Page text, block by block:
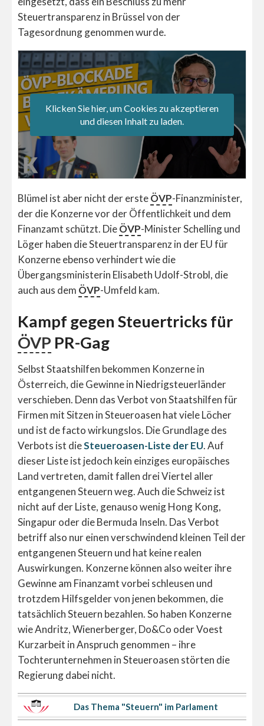
Steuertransparenz in Brüssel von der
Tagesordnung genommen wurde.
Klicken Sie hier, um Cookies zu akzeptieren
und diesen Inhalt zu laden.
Blümel ist aber nicht der ersteÖVP-Finanzminister,
der die Konzerne vor der Öffentlichkeit und dem
Finanzamt schützt. DieÖVP-Minister Schelling und
Löger haben die Steuertransparenz in der EU für
Konzerne ebenso verhindert wie die
Übergangsministerin Elisabeth Udolf-Strobl, die
auch aus dem ÖVP-Umfeld kam.
Kampf gegen Steuertricks für
ÖVP PR-Gag
Selbst Staatshilfen bekommen Konzerne in
Österreich, die Gewinne in Niedrigsteuerländer
verschieben. Denn das Verbot von Staatshilfen für
Firmen mit Sitzen in Steueroasen hat viele Löcher
und ist de facto wirkungslos. Die Grundlage des
Verbots ist dieSteueroasen-Liste der EU. Auf
dieser Liste ist jedoch kein einziges europäisches
Land vertreten, damit fallen drei Viertel aller
entgangenen Steuern weg. Auch die Schweiz ist
nicht auf der Liste, genauso wenig Hong Kong,
Singapur oder die Bermuda Inseln. Das Verbot
betriff also nur einen verschwindend kleinen Teil der
entgangenen Steuern und hat keine realen
Auswirkungen. Konzerne können also weiter ihre
Gewinne am Finanzamt vorbei schleusen und
trotzdem Hilfsgelder von jenen bekommen, die
tatsächlich Steuern bezahlen. So haben Konzerne
wie Andritz, Wienerberger, Do&Co oder Voest
Kurzarbeit in Anspruch genommen – ihre
Tochterunternehmen in Steueroasen störten die
Regierung dabei nicht.
Das Thema "Steuern" im Parlament